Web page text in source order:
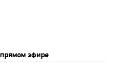
эфире